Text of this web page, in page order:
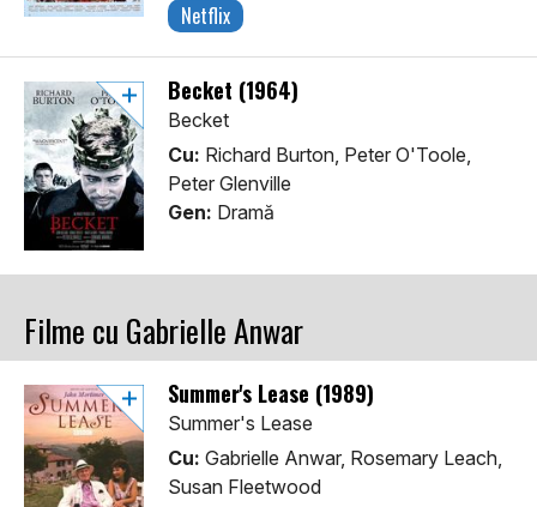
Netflix
Becket (1964)
Becket
Cu: Richard Burton, Peter O'Toole,
Peter Glenville
Gen: Dramă
Filme cu Gabrielle Anwar
Summer's Lease (1989)
Summer's Lease
Cu: Gabrielle Anwar, Rosemary Leach,
Susan Fleetwood